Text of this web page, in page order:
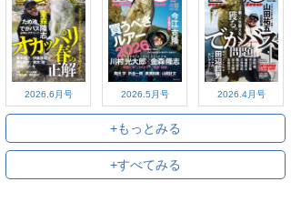
2026.6月号 2026.5月号 2026.4月号
+もっとみる
+すべてみる